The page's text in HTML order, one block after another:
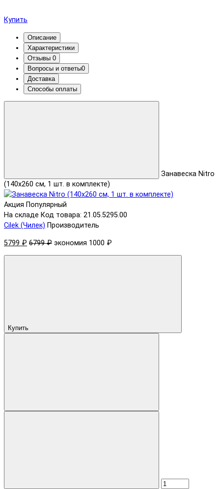
Купить
Описание
Характеристики
Отзывы 0
Вопросы и ответы0
Доставка
Способы оплаты
Занавеска Nitro
(140x260 см, 1 шт. в комплекте)
Акция Популярный
На складе Код товара: 21.05.5295.00
Cilek (Чилек) Производитель
5799 ₽ 6799 ₽ экономия 1000 ₽
Купить